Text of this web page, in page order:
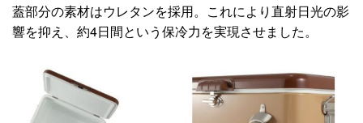
蓋部分の素材はウレタンを採用。これにより直射日光の影
響を抑え、約4日間という保冷力を実現させました。